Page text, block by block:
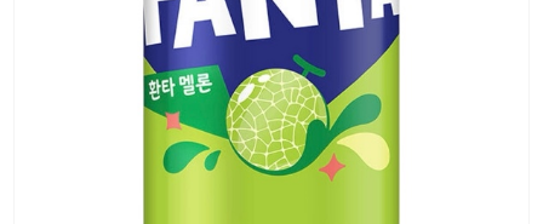
IN 24/48
ORE AD
ECCEZIONE